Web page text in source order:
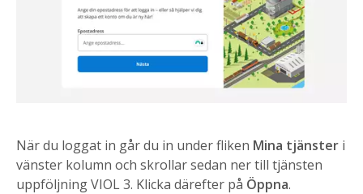
När du loggat in går du in under fliken Mina tjänster i
vänster kolumn och skrollar sedan ner till tjänsten
uppföljning VIOL 3. Klicka därefter på Öppna.